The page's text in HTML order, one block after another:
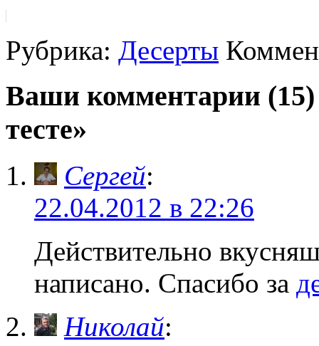
Рубрика: Десерты
Ваши комментарии
тесте»
Сергей:
22.04.2012 в 22:26
Действительно
написано. Спасибо за
Николай: